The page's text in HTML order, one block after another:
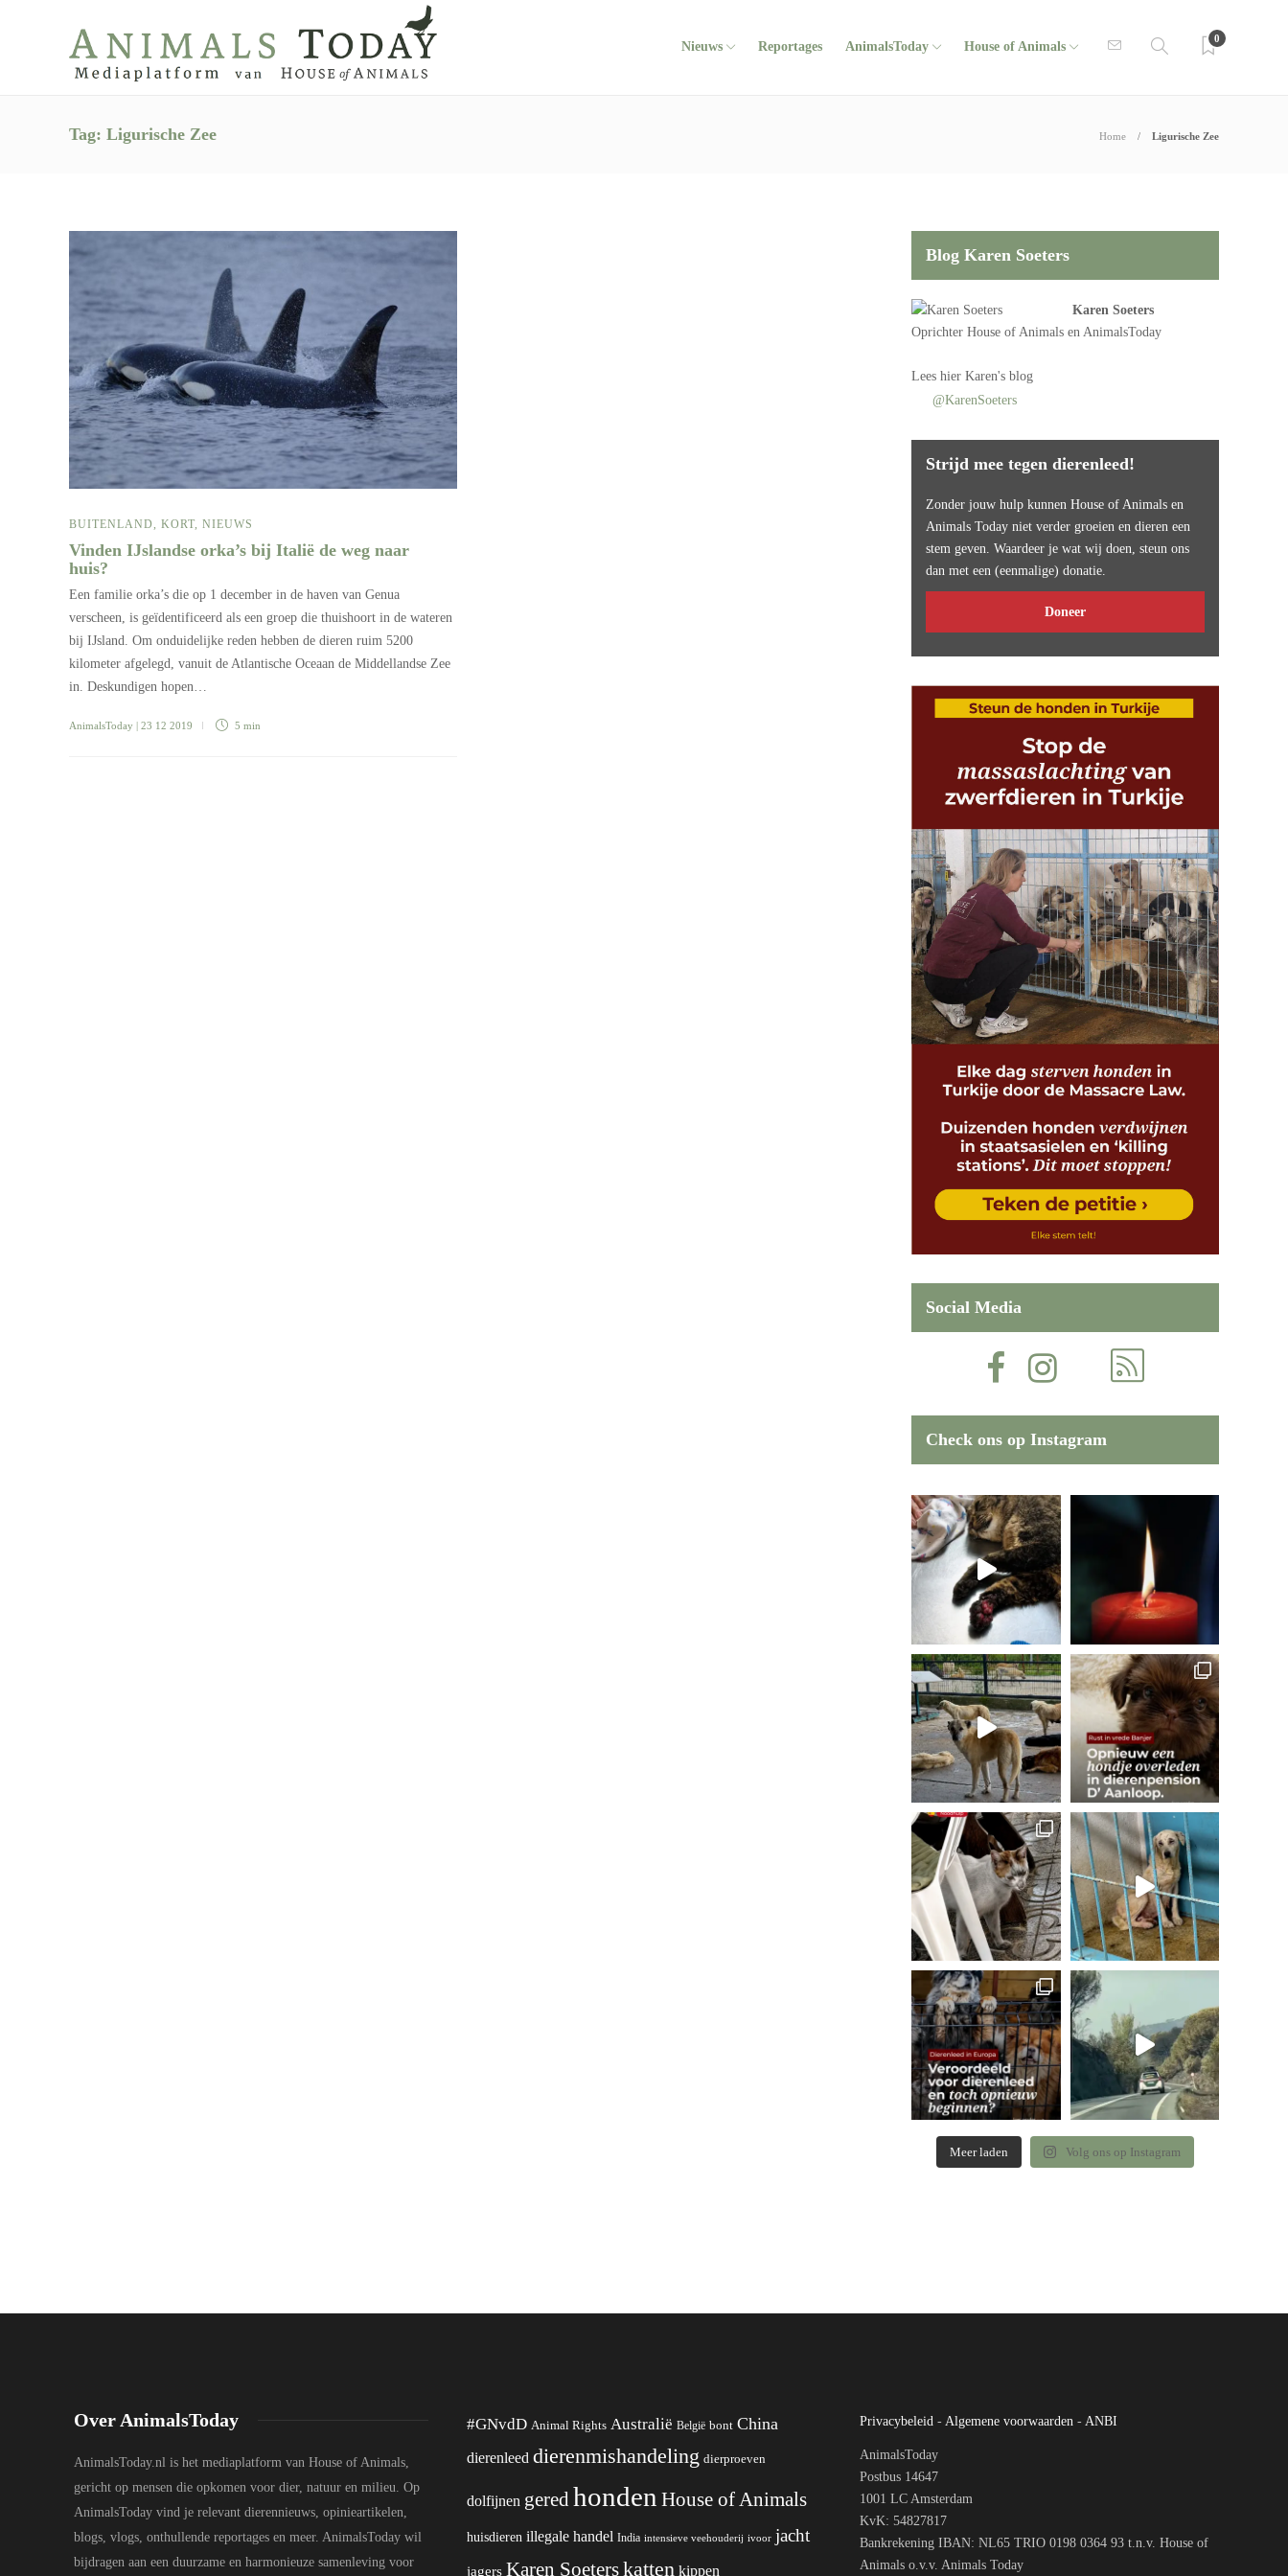
Nieuws Reportages AnimalsToday House of Animals
0
Tag: Ligurische Zee Home Ligurische Zee
BUITENLAND, KORT, NIEUWS
Vinden IJslandse orka’s bij Italië de weg naar
huis?
Een familie orka’s die op 1 december in de haven van Genua
verscheen, is geïdentificeerd als een groep die thuishoort in de wateren
bij IJsland. Om onduidelijke reden hebben de dieren ruim 5200
kilometer afgelegd, vanuit de Atlantische Oceaan de Middellandse Zee
in. Deskundigen hopen…
AnimalsToday | 23 12 2019 5 min
Blog Karen Soeters
Karen Soeters
OprichterHouse of Animals en AnimalsToday
Leeshier Karen's blog
@KarenSoeters
Strijd mee tegen dierenleed!
Zonder jouw hulp kunnen House of Animals en
Animals Today niet verder groeien en dieren een
stem geven. Waardeer je wat wij doen, steun ons
dan met een (eenmalige) donatie.
Doneer
Social Media
Check ons op Instagram
Meer laden Volg ons op Instagram
Over AnimalsToday
AnimalsToday.nl is het mediaplatform van House of Animals,
gericht op mensen die opkomen voor dier, natuur en milieu. Op
AnimalsToday vind je relevant dierennieuws, opinieartikelen,
blogs, vlogs, onthullende reportages en meer. AnimalsToday wil
bijdragen aan een duurzame en harmonieuze samenleving voor
#GNvdD Animal Rights Australië België bont China
dierenleed dierenmishandeling dierproeven
dolfijnen gered honden House of Animals
huisdieren illegale handel India intensieve veehouderij ivoor jacht
jagers Karen Soeterskatten kippen
Privacybeleid - Algemene voorwaarden - ANBI
AnimalsToday
Postbus 14647
1001 LC Amsterdam
KvK: 54827817
Bankrekening IBAN: NL65 TRIO 0198 0364 93 t.n.v. House of
Animals o.v.v. Animals Today